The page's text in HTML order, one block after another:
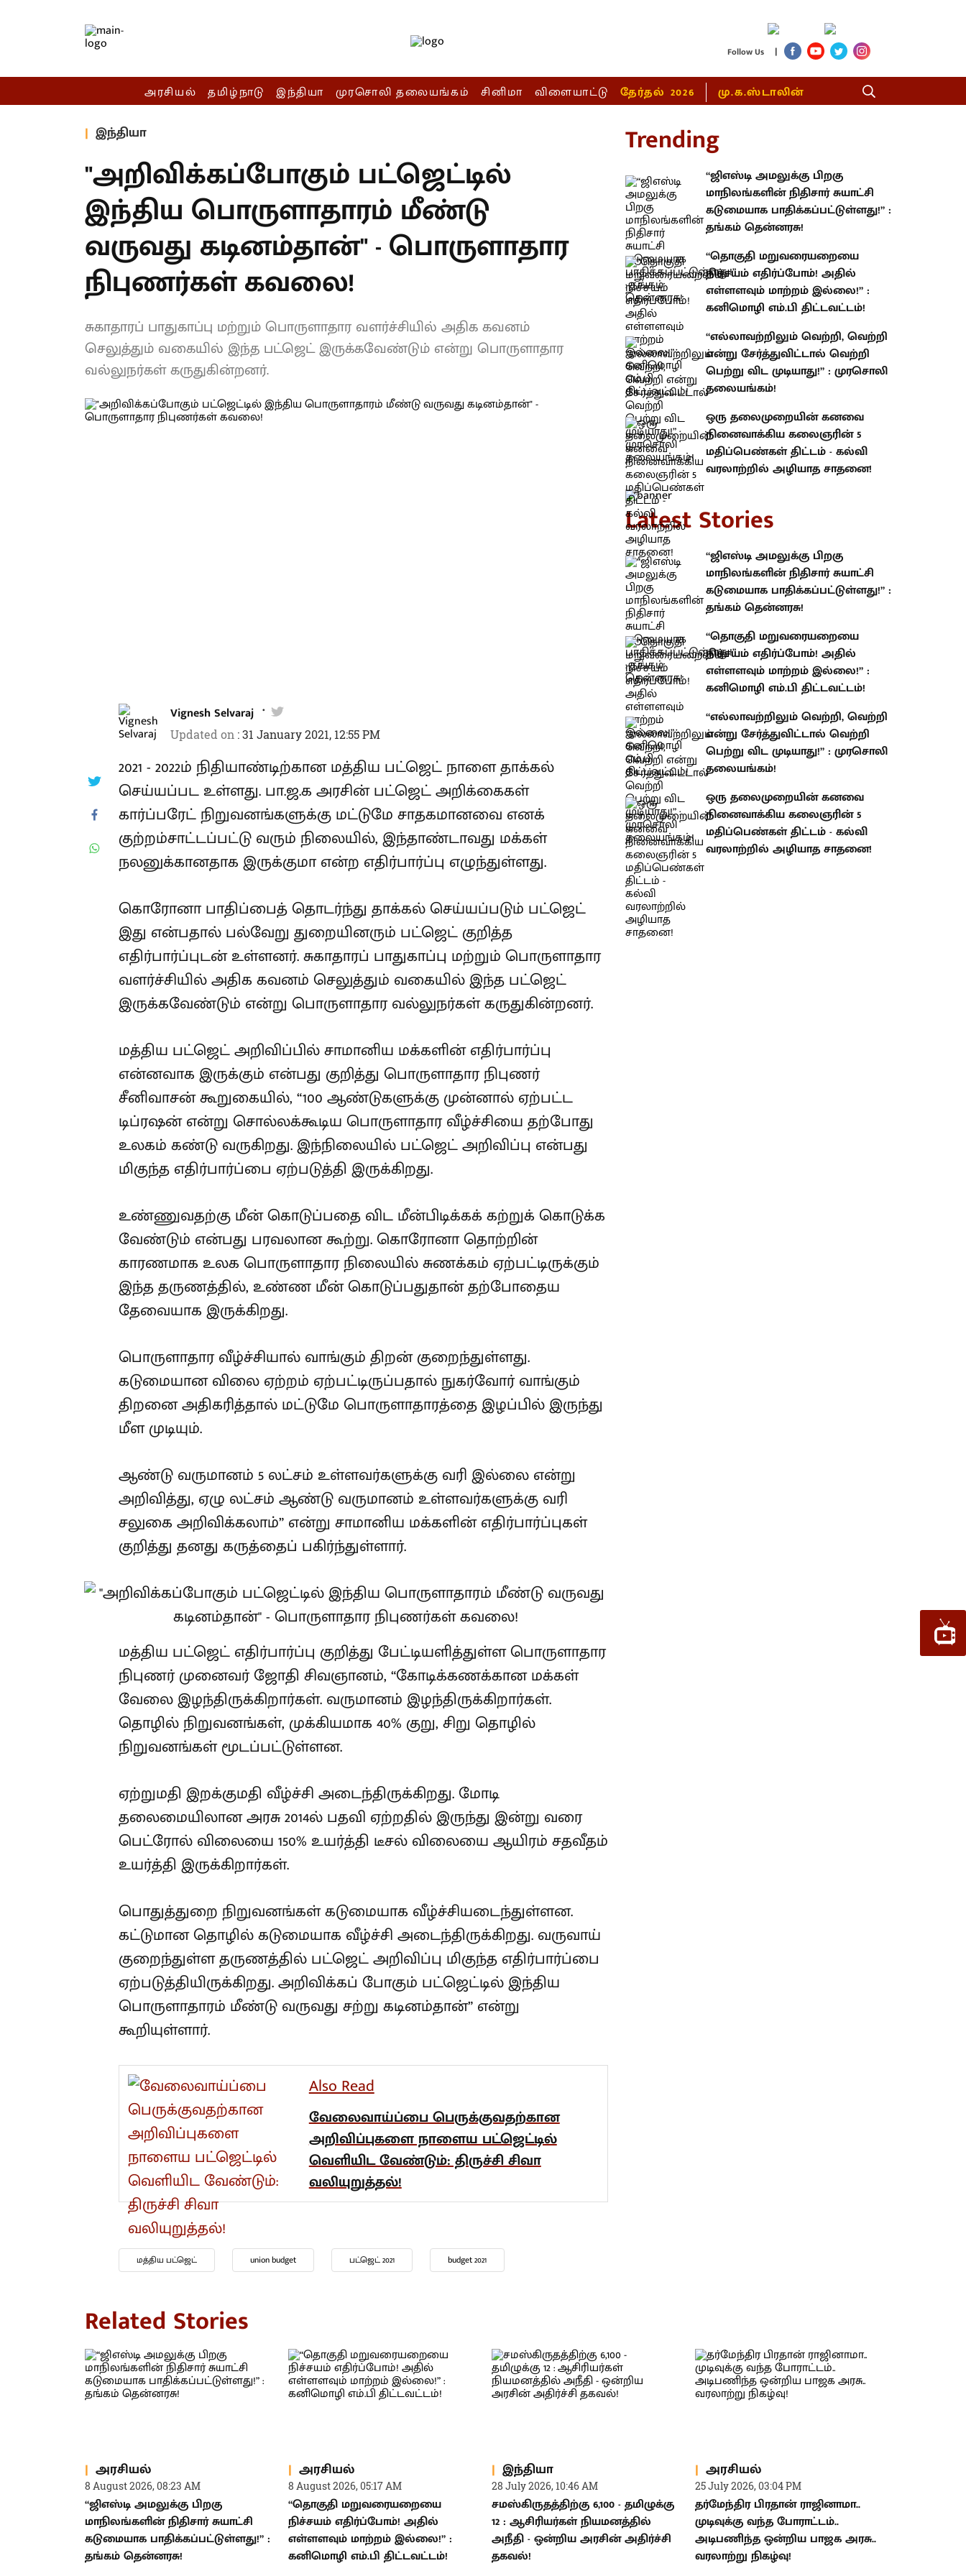
Follow Us |
அரசியல் தமிழ்நாடு இந்தியா முரசொலி தலையங்கம் சினிமா விளையாட்டு தேர்தல் 2026 மு.க.ஸ்டாலின்
இந்தியா
"அறிவிக்கப்போகும் பட்ஜெட்டில்
இந்திய பொருளாதாரம் மீண்டு
வருவது கடினம்தான்" - பொருளாதார
நிபுணர்கள் கவலை!
சுகாதாரப் பாதுகாப்பு மற்றும் பொருளாதார வளர்ச்சியில் அதிக கவனம்
செலுத்தும் வகையில் இந்த பட்ஜெட் இருக்கவேண்டும் என்று பொருளாதார
வல்லுநர்கள் கருதுகின்றனர்.
Vignesh Selvaraj
Updated on :31 January 2021, 12:55 PM
2021 - 2022ம் நிதியாண்டிற்கான மத்திய பட்ஜெட் நாளை தாக்கல்
செய்யப்பட உள்ளது. பா.ஜ.க அரசின் பட்ஜெட் அறிக்கைகள்
கார்ப்பரேட் நிறுவனங்களுக்கு மட்டுமே சாதகமானவை எனக்
குற்றம்சாட்டப்பட்டு வரும் நிலையில், இந்தாண்டாவது மக்கள்
நலனுக்கானதாக இருக்குமா என்ற எதிர்பார்ப்பு எழுந்துள்ளது.
கொரோனா பாதிப்பைத் தொடர்ந்து தாக்கல் செய்யப்படும் பட்ஜெட்
இது என்பதால் பல்வேறு துறையினரும் பட்ஜெட் குறித்த
எதிர்பார்ப்புடன் உள்ளனர். சுகாதாரப் பாதுகாப்பு மற்றும் பொருளாதார
வளர்ச்சியில் அதிக கவனம் செலுத்தும் வகையில் இந்த பட்ஜெட்
இருக்கவேண்டும் என்று பொருளாதார வல்லுநர்கள் கருதுகின்றனர்.
மத்திய பட்ஜெட் அறிவிப்பில் சாமானிய மக்களின் எதிர்பார்ப்பு
என்னவாக இருக்கும் என்பது குறித்து பொருளாதார நிபுணர்
சீனிவாசன் கூறுகையில், “100 ஆண்டுகளுக்கு முன்னால் ஏற்பட்ட
டிப்ரஷன் என்று சொல்லக்கூடிய பொருளாதார வீழ்ச்சியை தற்போது
உலகம் கண்டு வருகிறது. இந்நிலையில் பட்ஜெட் அறிவிப்பு என்பது
மிகுந்த எதிர்பார்ப்பை ஏற்படுத்தி இருக்கிறது.
உண்ணுவதற்கு மீன் கொடுப்பதை விட மீன்பிடிக்கக் கற்றுக் கொடுக்க
வேண்டும் என்பது பரவலான கூற்று. கொரோனா தொற்றின்
காரணமாக உலக பொருளாதார நிலையில் சுணக்கம் ஏற்பட்டிருக்கும்
இந்த தருணத்தில், உண்ண மீன் கொடுப்பதுதான் தற்போதைய
தேவையாக இருக்கிறது.
பொருளாதார வீழ்ச்சியால் வாங்கும் திறன் குறைந்துள்ளது.
கடுமையான விலை ஏற்றம் ஏற்பட்டிருப்பதால் நுகர்வோர் வாங்கும்
திறனை அதிகரித்தால் மட்டுமே பொருளாதாரத்தை இழப்பில் இருந்து
மீள முடியும்.
ஆண்டு வருமானம் 5 லட்சம் உள்ளவர்களுக்கு வரி இல்லை என்று
அறிவித்து, ஏழு லட்சம் ஆண்டு வருமானம் உள்ளவர்களுக்கு வரி
சலுகை அறிவிக்கலாம்” என்று சாமானிய மக்களின் எதிர்பார்ப்புகள்
குறித்து தனது கருத்தைப் பகிர்ந்துள்ளார்.
மத்திய பட்ஜெட் எதிர்பார்ப்பு குறித்து பேட்டியளித்துள்ள பொருளாதார
நிபுணர் முனைவர் ஜோதி சிவஞானம், “கோடிக்கணக்கான மக்கள்
வேலை இழந்திருக்கிறார்கள். வருமானம் இழந்திருக்கிறார்கள்.
தொழில் நிறுவனங்கள், முக்கியமாக 40% குறு, சிறு தொழில்
நிறுவனங்கள் மூடப்பட்டுள்ளன.
ஏற்றுமதி இறக்குமதி வீழ்ச்சி அடைந்திருக்கிறது. மோடி
தலைமையிலான அரசு 2014ல் பதவி ஏற்றதில் இருந்து இன்று வரை
பெட்ரோல் விலையை 150% உயர்த்தி டீசல் விலையை ஆயிரம் சதவீதம்
உயர்த்தி இருக்கிறார்கள்.
பொதுத்துறை நிறுவனங்கள் கடுமையாக வீழ்ச்சியடைந்துள்ளன.
கட்டுமான தொழில் கடுமையாக வீழ்ச்சி அடைந்திருக்கிறது. வருவாய்
குறைந்துள்ள தருணத்தில் பட்ஜெட் அறிவிப்பு மிகுந்த எதிர்பார்ப்பை
ஏற்படுத்தியிருக்கிறது. அறிவிக்கப் போகும் பட்ஜெட்டில் இந்திய
பொருளாதாரம் மீண்டு வருவது சற்று கடினம்தான்” என்று
கூறியுள்ளார்.
Also Read
வேலைவாய்ப்பை பெருக்குவதற்கான
அறிவிப்புகளை நாளைய பட்ஜெட்டில்
வெளியிட வேண்டும்: திருச்சி சிவா
வலியுறுத்தல்!
மத்திய பட்ஜெட் union budget பட்ஜெட் 2021 budget 2021
Trending
“ஜிஎஸ்டி அமலுக்கு பிறகு
மாநிலங்களின் நிதிசார் சுயாட்சி
கடுமையாக பாதிக்கப்பட்டுள்ளது!” :
தங்கம் தென்னரசு!
“தொகுதி மறுவரையறையை
நிச்சயம் எதிர்ப்போம்! அதில்
எள்ளளவும் மாற்றம் இல்லை!” :
கனிமொழி எம்.பி திட்டவட்டம்!
“எல்லாவற்றிலும் வெற்றி, வெற்றி
என்று சேர்த்துவிட்டால் வெற்றி
பெற்று விட முடியாது!” : முரசொலி
தலையங்கம்!
ஒரு தலைமுறையின் கனவை
நினைவாக்கிய கலைஞரின் 5
மதிப்பெண்கள் திட்டம் - கல்வி
வரலாற்றில் அழியாத சாதனை!
Latest Stories
“ஜிஎஸ்டி அமலுக்கு பிறகு
மாநிலங்களின் நிதிசார் சுயாட்சி
கடுமையாக பாதிக்கப்பட்டுள்ளது!” :
தங்கம் தென்னரசு!
“தொகுதி மறுவரையறையை
நிச்சயம் எதிர்ப்போம்! அதில்
எள்ளளவும் மாற்றம் இல்லை!” :
கனிமொழி எம்.பி திட்டவட்டம்!
“எல்லாவற்றிலும் வெற்றி, வெற்றி
என்று சேர்த்துவிட்டால் வெற்றி
பெற்று விட முடியாது!” : முரசொலி
தலையங்கம்!
ஒரு தலைமுறையின் கனவை
நினைவாக்கிய கலைஞரின் 5
மதிப்பெண்கள் திட்டம் - கல்வி
வரலாற்றில் அழியாத சாதனை!
Related Stories
அரசியல்
8 August 2026, 08:23 AM
“ஜிஎஸ்டி அமலுக்கு பிறகு
மாநிலங்களின் நிதிசார் சுயாட்சி
கடுமையாக பாதிக்கப்பட்டுள்ளது!” :
தங்கம் தென்னரசு!
அரசியல்
8 August 2026, 05:17 AM
“தொகுதி மறுவரையறையை
நிச்சயம் எதிர்ப்போம்! அதில்
எள்ளளவும் மாற்றம் இல்லை!” :
கனிமொழி எம்.பி திட்டவட்டம்!
இந்தியா
28 July 2026, 10:46 AM
சமஸ்கிருதத்திற்கு 6,100 - தமிழுக்கு
12 : ஆசிரியர்கள் நியமனத்தில்
அநீதி - ஒன்றிய அரசின் அதிர்ச்சி
தகவல்!
அரசியல்
25 July 2026, 03:04 PM
தர்மேந்திர பிரதான் ராஜினாமா..
முடிவுக்கு வந்த போராட்டம்..
அடிபணிந்த ஒன்றிய பாஜக அரசு..
வரலாற்று நிகழ்வு!